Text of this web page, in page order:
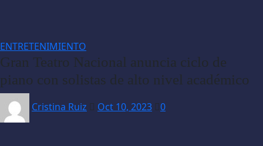
ENTRETENIMIENTO
Gran Teatro Nacional anuncia ciclo de
piano con solistas de alto nivel académico
Cristina Ruiz Oct 10, 2023 0